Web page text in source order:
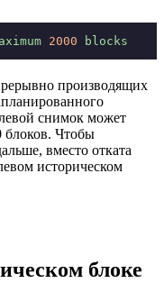
2000 blocks
производящих
снимок может
блоков. Чтобы
вместо отката
историческом
блоке